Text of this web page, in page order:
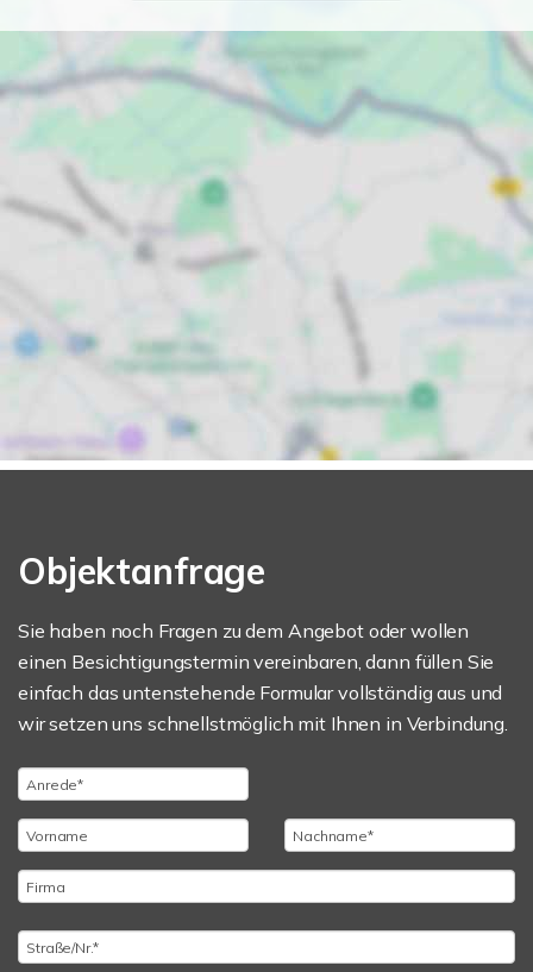
Objektanfrage
Sie haben noch Fragen zu dem Angebot oder wollen
einen Besichtigungstermin vereinbaren, dann füllen Sie
einfach das untenstehende Formular vollständig aus und
wir setzen uns schnellstmöglich mit Ihnen in Verbindung.